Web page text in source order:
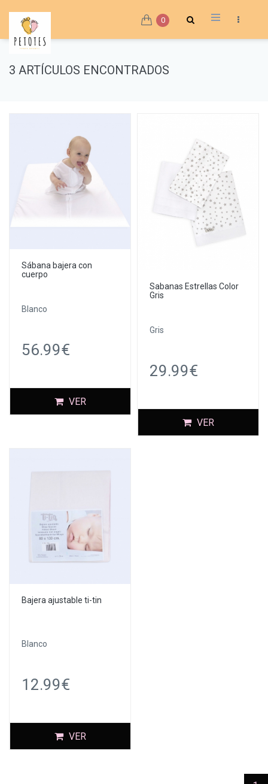
0
3 ARTÍCULOS ENCONTRADOS
Sábana bajera con
cuerpo
Blanco
56.99€
VER
Sabanas Estrellas Color
Gris
Gris
29.99€
VER
Bajera ajustable ti-tin
Blanco
12.99€
VER